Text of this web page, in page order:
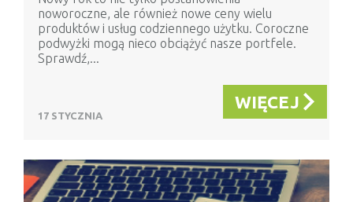
noworoczne, ale również nowe ceny wielu
produktów i usług codziennego użytku. Coroczne
podwyżki mogą nieco obciążyć nasze portfele.
Sprawdź,...
17 STYCZNIA
WIĘCEJ